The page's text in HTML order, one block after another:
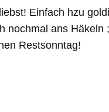
Einfach hzu
nochmal ans
Restsonntag!